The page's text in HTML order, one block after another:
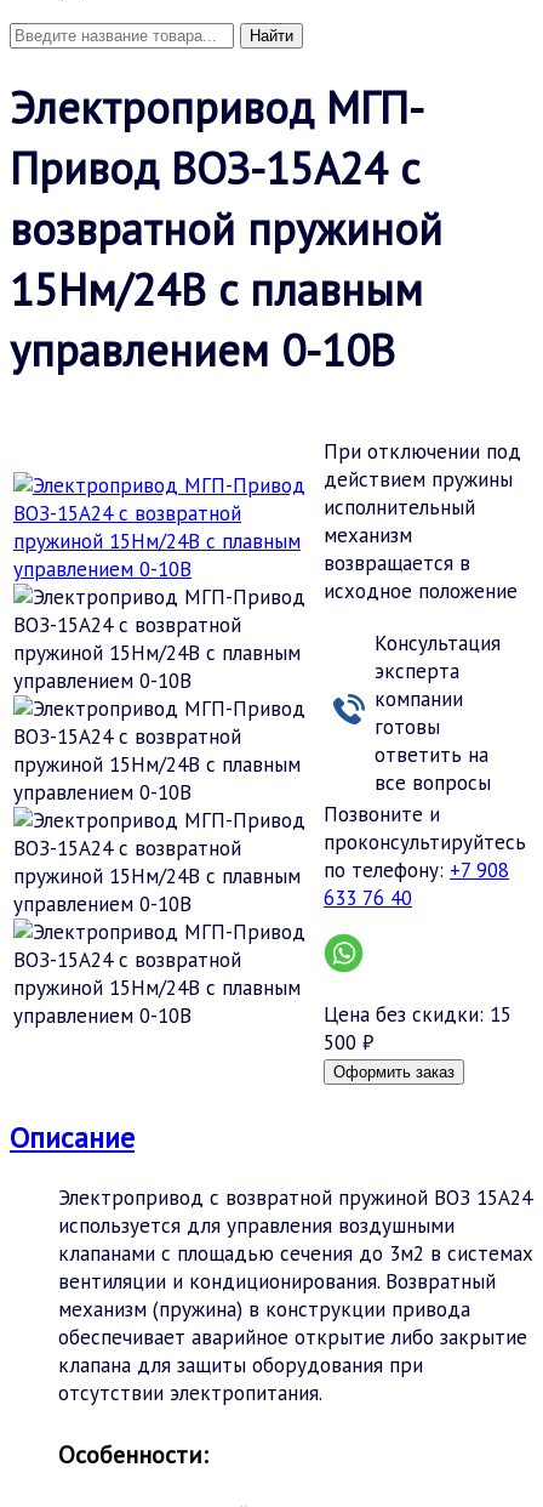
Электропривод МГП-
Привод ВОЗ-15А24 с
возвратной пружиной
15Нм/24В с плавным
управлением 0-10В
При отключении под
действием пружины
исполнительный
механизм
возвращается в
исходное положение
Консультация
эксперта
компании
готовы
ответить на
все вопросы
Позвоните и
проконсультируйтесь
по телефону: +7 908
633 76 40
Цена без скидки: 15
500 ₽
Описание
Электропривод с возвратной пружиной ВОЗ 15А24
используется для управления воздушными
клапанами с площадью сечения до 3м2 в системах
вентиляции и кондиционирования. Возвратный
механизм (пружина) в конструкции привода
обеспечивает аварийное открытие либо закрытие
клапана для защиты оборудования при
отсутствии электропитания.
Особенности: